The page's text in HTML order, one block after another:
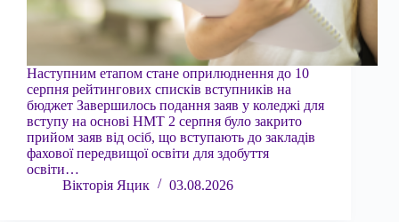
Наступним етапом стане оприлюднення до 10
серпня рейтингових списків вступників на
бюджет Завершилось подання заяв у коледжі для
вступу на основі НМТ 2 серпня було закрито
прийом заяв від осіб, що вступають до закладів
фахової передвищої освіти для здобуття
освіти…
Вікторія Яцик
03.08.2026